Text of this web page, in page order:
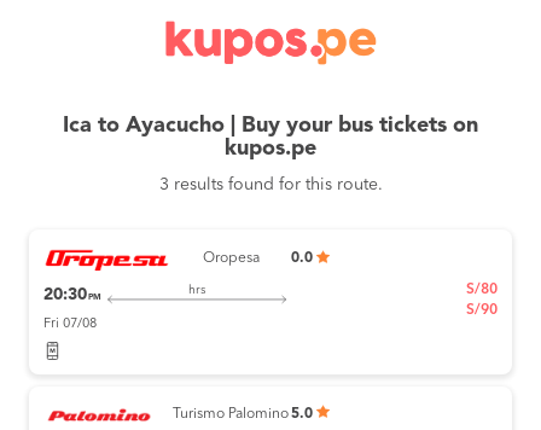
Ica to Ayacucho | Buy your bus tickets on
kupos.pe
3 results found for this route.
Oropesa 0.0
20:30 PM
hrs
Fri 07/08
S/80
S/90
Turismo Palomino5.0